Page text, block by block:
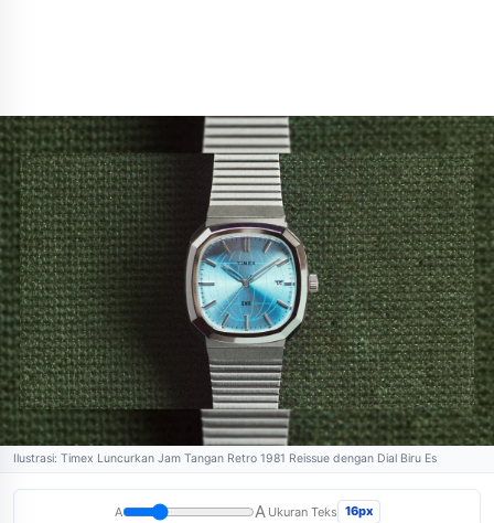
Ilustrasi: Timex Luncurkan Jam Tangan Retro 1981 Reissue dengan Dial Biru Es
A A Ukuran Teks 16px